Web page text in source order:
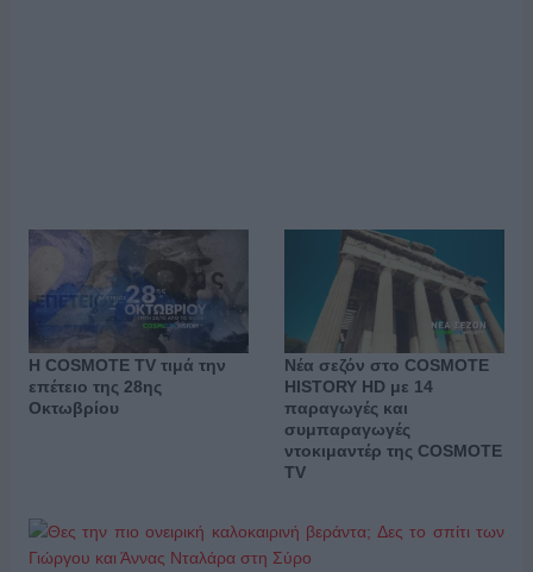
Η COSMOTE TV τιμά την
επέτειο της 28ης
Οκτωβρίου
Νέα σεζόν στο COSMOTE
HISTORY HD με 14
παραγωγές και
συμπαραγωγές
ντοκιμαντέρ της COSMOTE
TV